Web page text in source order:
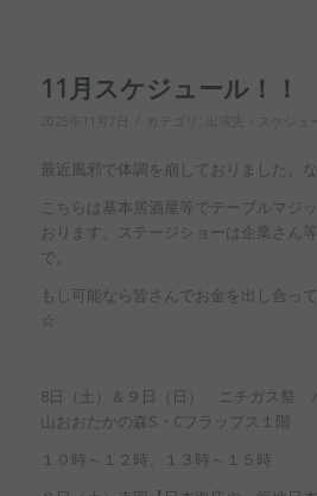
11月スケジュール！！
最近風邪で体調を崩しておりました。
こちらは基本居酒屋等でテーブルマジ
おります。ステージショーは企業さん
で。
もし可能なら皆さんでお金を出し合っ
☆
8日（土）＆９日（日） ニチガス祭
山おおたかの森S・Cフラップス１階
１０時～１２時、１３時～１５時